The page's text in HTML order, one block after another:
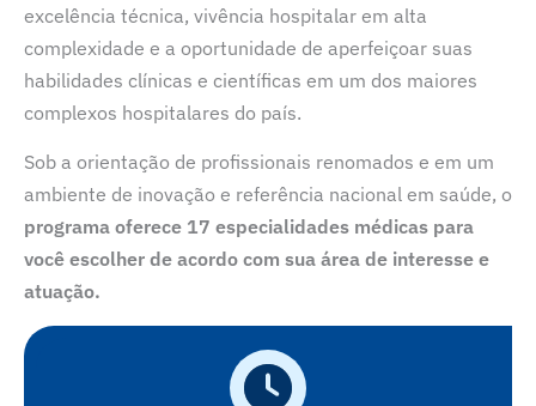
excelência técnica, vivência hospitalar em alta
complexidade e a oportunidade de aperfeiçoar suas
habilidades clínicas e científicas em um dos maiores
complexos hospitalares do país.
Sob a orientação de profissionais renomados e em um
ambiente de inovação e referência nacional em saúde, o
programa oferece 17 especialidades médicas para
você escolher de acordo com sua área de interesse e
atuação.